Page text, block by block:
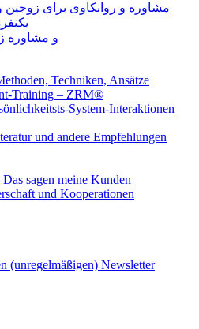
و مشاوره
Techniken, Ansätze
Training – ZRM®
System-Interaktionen
und andere Empfehlungen
sagen meine Kunden
und Kooperationen
(unregelmäßigen) Newsletter